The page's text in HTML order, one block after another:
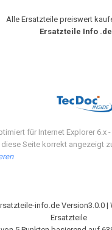
Alle Ersatzteile preiswert
Ersatzteile Info .de
für Internet Explorer 6.x
diese Seite korrekt angezeigt
info.de Version3.0.0 |
Ersatzteile